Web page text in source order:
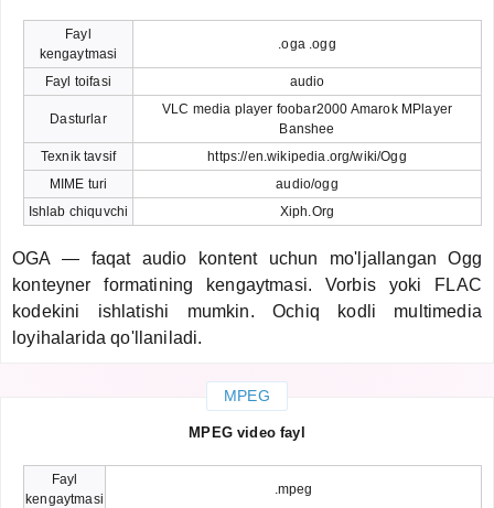
Fayl
kengaytmasi
.oga .ogg
Fayl toifasi audio
Dasturlar
VLC media player foobar2000 Amarok MPlayer
Banshee
Texnik tavsif
https://en.wikipedia.org/wiki/Ogg
MIME turi
audio/ogg
Ishlab chiquvchi
Xiph.Org
OGA — faqat audio kontent uchun mo'ljallangan Ogg
konteyner formatining kengaytmasi. Vorbis yoki FLAC
kodekini ishlatishi mumkin. Ochiq kodli multimedia
loyihalarida qo'llaniladi.
MPEG
MPEG video fayl
Fayl
kengaytmasi
.mpeg